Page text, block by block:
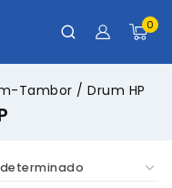
0
Tambor / Drum HP